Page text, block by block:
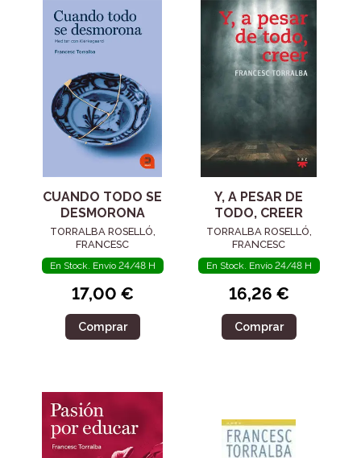
CUANDO TODO SE
DESMORONA
TORRALBA ROSELLÓ,
FRANCESC
En Stock. Envío 24/48 H
17,00 €
Comprar
Y, A PESAR DE
TODO, CREER
TORRALBA ROSELLÓ,
FRANCESC
En Stock. Envío 24/48 H
16,26 €
Comprar